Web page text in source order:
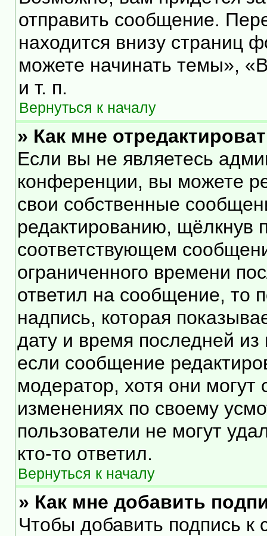
отправить сообщение.
находится внизу
можете начинать темы»,
и т. п.
Вернуться к началу
» Как мне
Если вы не являетесь
конференции, вы можете
свои собственные
редактированию, щёлкнув
соответствующем
ограниченного времени
ответил на сообщение, то
надпись, которая
дату и время последней
если сообщение
модератор, хотя они
изменениях по своему
пользователи не могут
кто-то ответил.
Вернуться к началу
» Как мне добавить
Чтобы добавить подпись